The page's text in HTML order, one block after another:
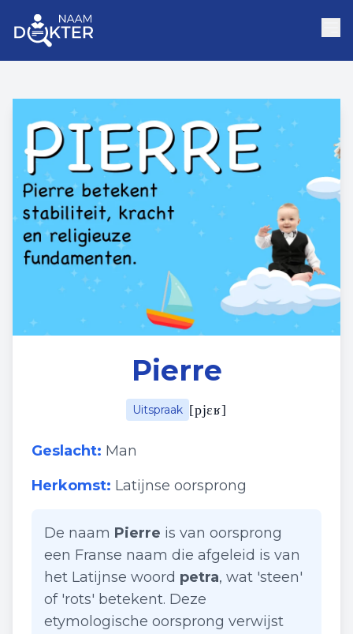
Pierre
Uitspraak [pjɛʁ]
Geslacht: Man
Herkomst: Latijnse oorsprong
De naam Pierre is van oorsprong
een Franse naam die afgeleid is van
het Latijnse woord petra, wat 'steen'
of 'rots' betekent. Deze
etymologische oorsprong verwijst